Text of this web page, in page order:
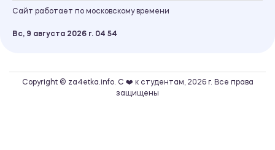
Сайт работает по московскому времени
Вс, 9 августа 2026 г. 04 54
Copyright © za4etka.info. С ❤️ к студентам, 2026 г. Все права
защищены